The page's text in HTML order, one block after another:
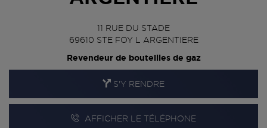
11 RUE DU STADE
69610 STE FOY L ARGENTIERE
Revendeur de bouteilles de gaz
S'Y RENDRE
AFFICHER LE TÉLÉPHONE